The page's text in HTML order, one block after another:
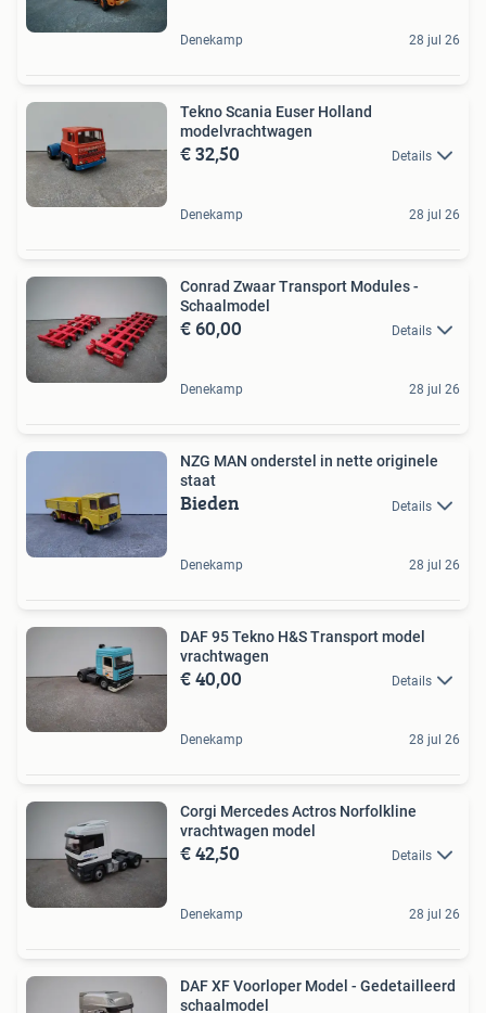
Denekamp 28 jul 26
Tekno Scania Euser Holland
modelvrachtwagen
€ 32,50 Details
Denekamp 28 jul 26
Conrad Zwaar Transport Modules -
Schaalmodel
€ 60,00 Details
Denekamp 28 jul 26
NZG MAN onderstel in nette originele
staat
Bieden Details
Denekamp 28 jul 26
DAF 95 Tekno H&S Transport model
vrachtwagen
€ 40,00 Details
Denekamp 28 jul 26
Corgi Mercedes Actros Norfolkline
vrachtwagen model
€ 42,50 Details
Denekamp 28 jul 26
DAF XF Voorloper Model - Gedetailleerd
schaalmodel